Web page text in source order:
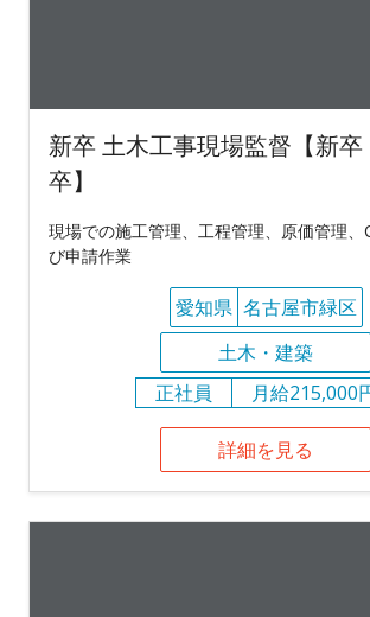
新卒 土木工事現場監督【新
卒】
現場での施工管理、工程管理、原価管理、
び申請作業
愛知県 名古屋市緑区
土木・建築
正社員
月給215,000
詳細を見る